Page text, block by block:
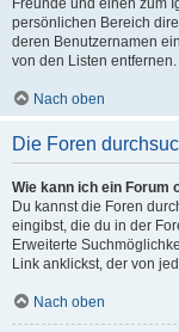
persönlichen Bereich
deren Benutzernamen
von den Listen entfernen.
Nach oben
Die Foren
Wie kann ich ein Forum
Du kannst die Foren
eingibst, die du in der
Erweiterte
Link anklickst, der von
Nach oben